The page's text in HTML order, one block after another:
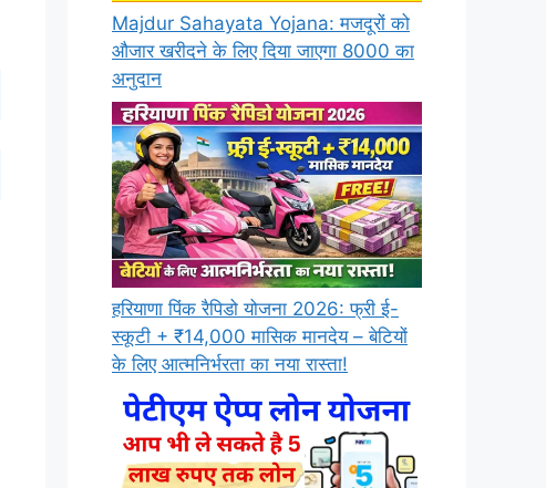
Majdur Sahayata Yojana: मजदूरों को
औजार खरीदने के लिए दिया जाएगा 8000 का
अनुदान
हरियाणा पिंक रैपिडो योजना 2026: फ्री ई-
स्कूटी + ₹14,000 मासिक मानदेय – बेटियों
के लिए आत्मनिर्भरता का नया रास्ता!